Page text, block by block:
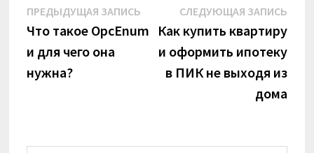
Навигация
по
записям
ПРЕДЫДУЩАЯ ЗАПИСЬПредыдущая
запись:
Что такое OpcEnum
и для чего она
нужна?
СЛЕДУЮЩАЯ ЗАПИСЬ
Как купить квартиру
и оформить ипотеку
в ПИК не выходя из
дома